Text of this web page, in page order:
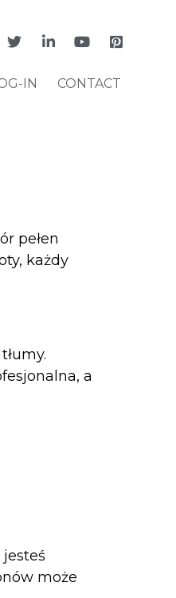
IN CONTACT
pełen
każdy
a
jesteś
może